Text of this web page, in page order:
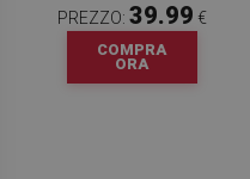
PREZZO: 39.99 €
COMPRA
ORA